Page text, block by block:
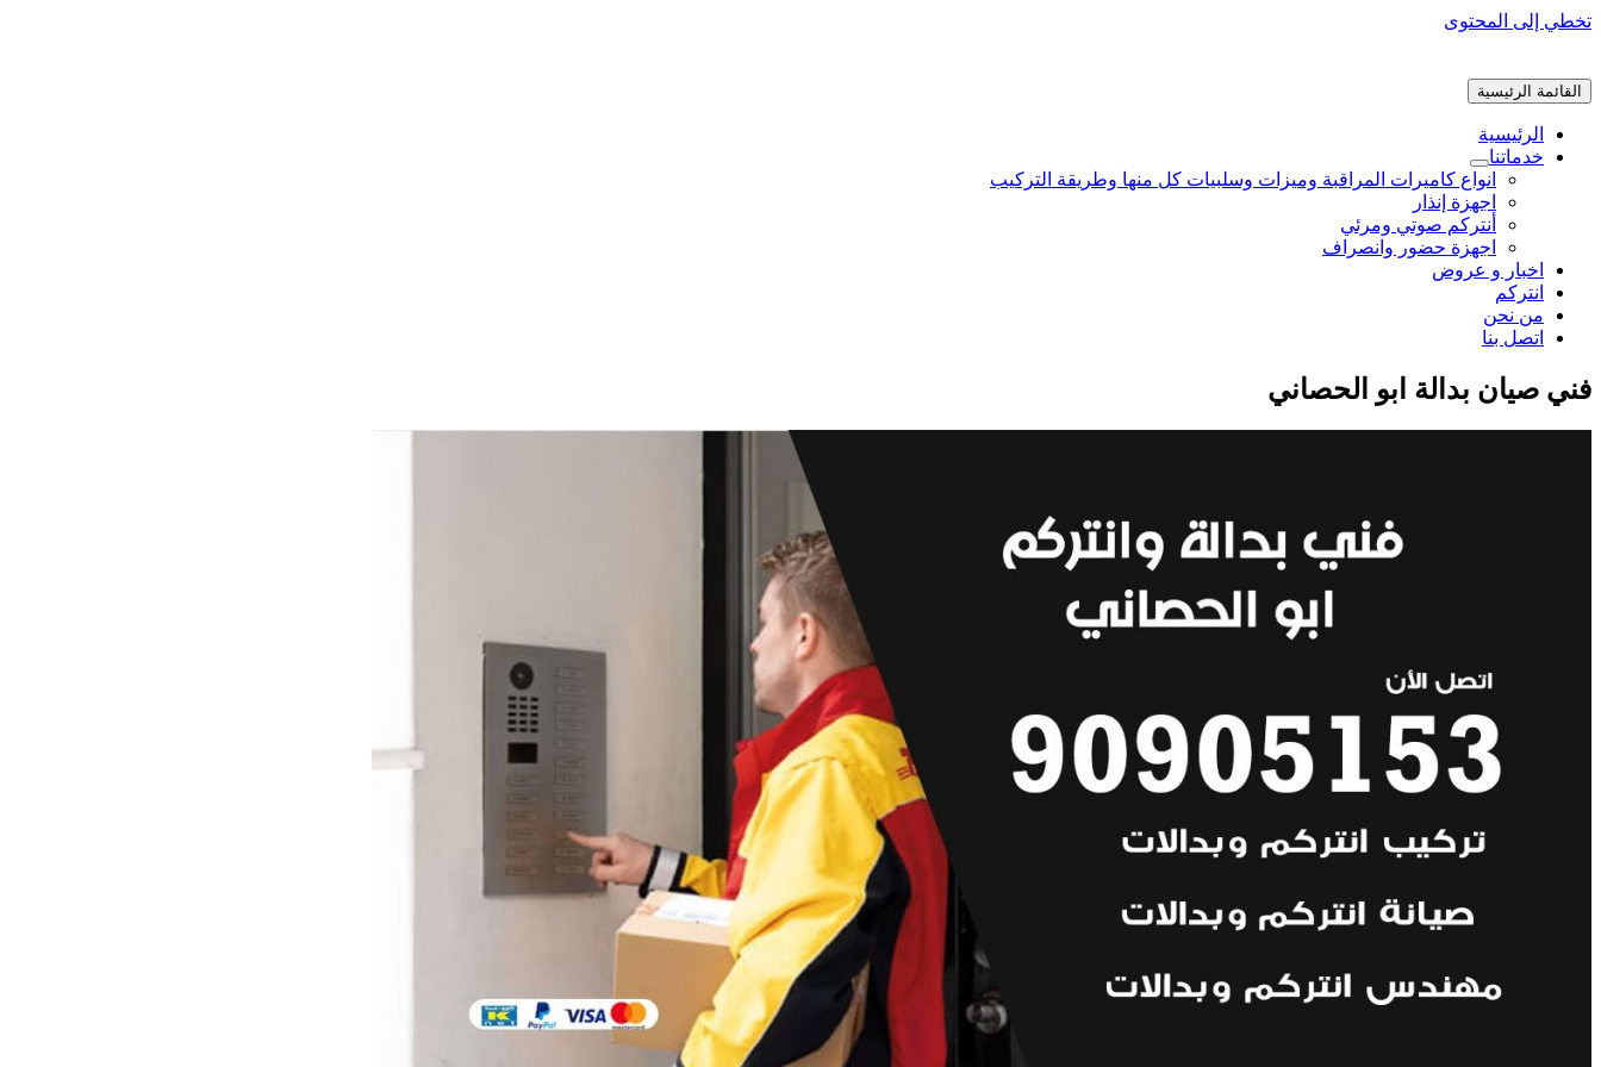
تخطي إلى المحتوى
القائمة الرئيسية
الرئيسية
خدماتنا
انواع كاميرات المراقبة وميزات وسلبيات كل منها وطريقة التركيب
اجهزة إنذار
أنتركم صوتي ومرئي
اجهزة حضور وانصراف
اخبار و عروض
انتركم
من نحن
اتصل بنا
فني صيان بدالة ابو الحصاني